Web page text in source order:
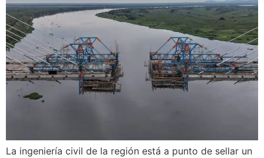
La ingeniería civil de la región está a punto de sellar un